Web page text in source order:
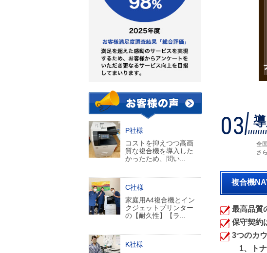
03
全
さ
複合機
最高品質
保守契約
3つのカ
1、ト
P社様
コストを抑えつつ高画
質な複合機を導入した
かったため、問い...
C社様
家庭用A4複合機とイン
クジェットプリンター
の【耐久性】【ラ...
K社様